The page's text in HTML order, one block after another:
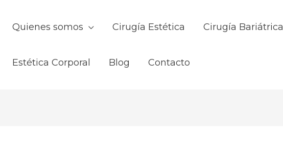
Quienes somos Cirugía Estética Cirugía Bariátrica
Estética Corporal Blog Contacto